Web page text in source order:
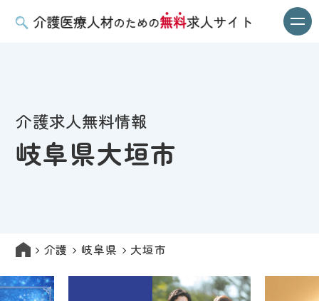
介護求人無料情報
岐阜県大垣市
介護 岐阜県 大垣市